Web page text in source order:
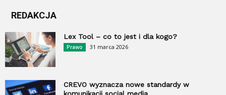
REDAKCJA
Lex Tool – co to jest i dla kogo?
Prawo 31 marca 2026
CREVO wyznacza nowe standardy w